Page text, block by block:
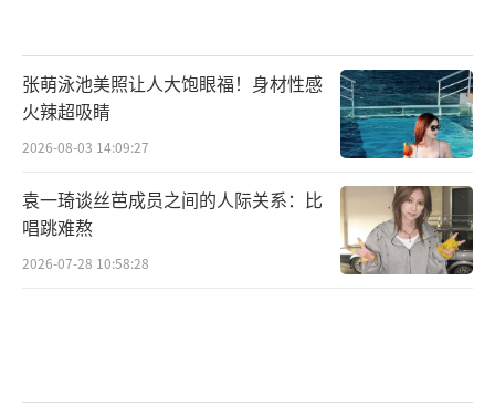
张萌泳池美照让人大饱眼福！身材性感
火辣超吸睛
2026-08-03 14:09:27
袁一琦谈丝芭成员之间的人际关系：比
唱跳难熬
2026-07-28 10:58:28